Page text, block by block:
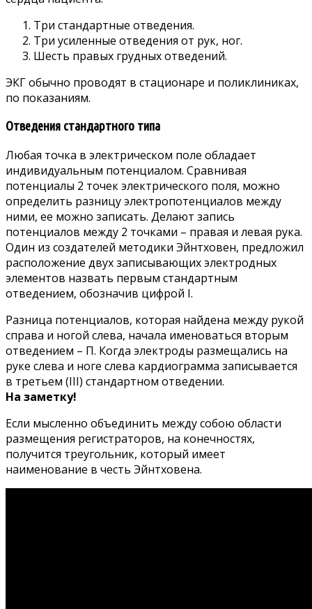
Три стандартные отведения.
Три усиленные отведения от рук, ног.
Шесть правых грудных отведений.
ЭКГ обычно проводят в стационаре и поликлиниках,
по показаниям.
Отведения стандартного типа
Любая точка в электрическом поле обладает
индивидуальным потенциалом. Сравнивая
потенциалы 2 точек электрического поля, можно
определить разницу электропотенциалов между
ними, ее можно записать. Делают запись
потенциалов между 2 точками – правая и левая рука.
Один из создателей методики Эйнтховен, предложил
расположение двух записывающих электродных
элементов назвать первым стандартным
отведением, обозначив цифрой I.
Разница потенциалов, которая найдена между рукой
справа и ногой слева, начала именоваться вторым
отведением – П. Когда электроды размещались на
руке слева и ноге слева кардиограмма записывается
в третьем (III) стандартном отведении.
На заметку!
Если мысленно объединить между собою области
размещения регистраторов, на конечностях,
получится треугольник, который имеет
наименование в честь Эйнтховена.